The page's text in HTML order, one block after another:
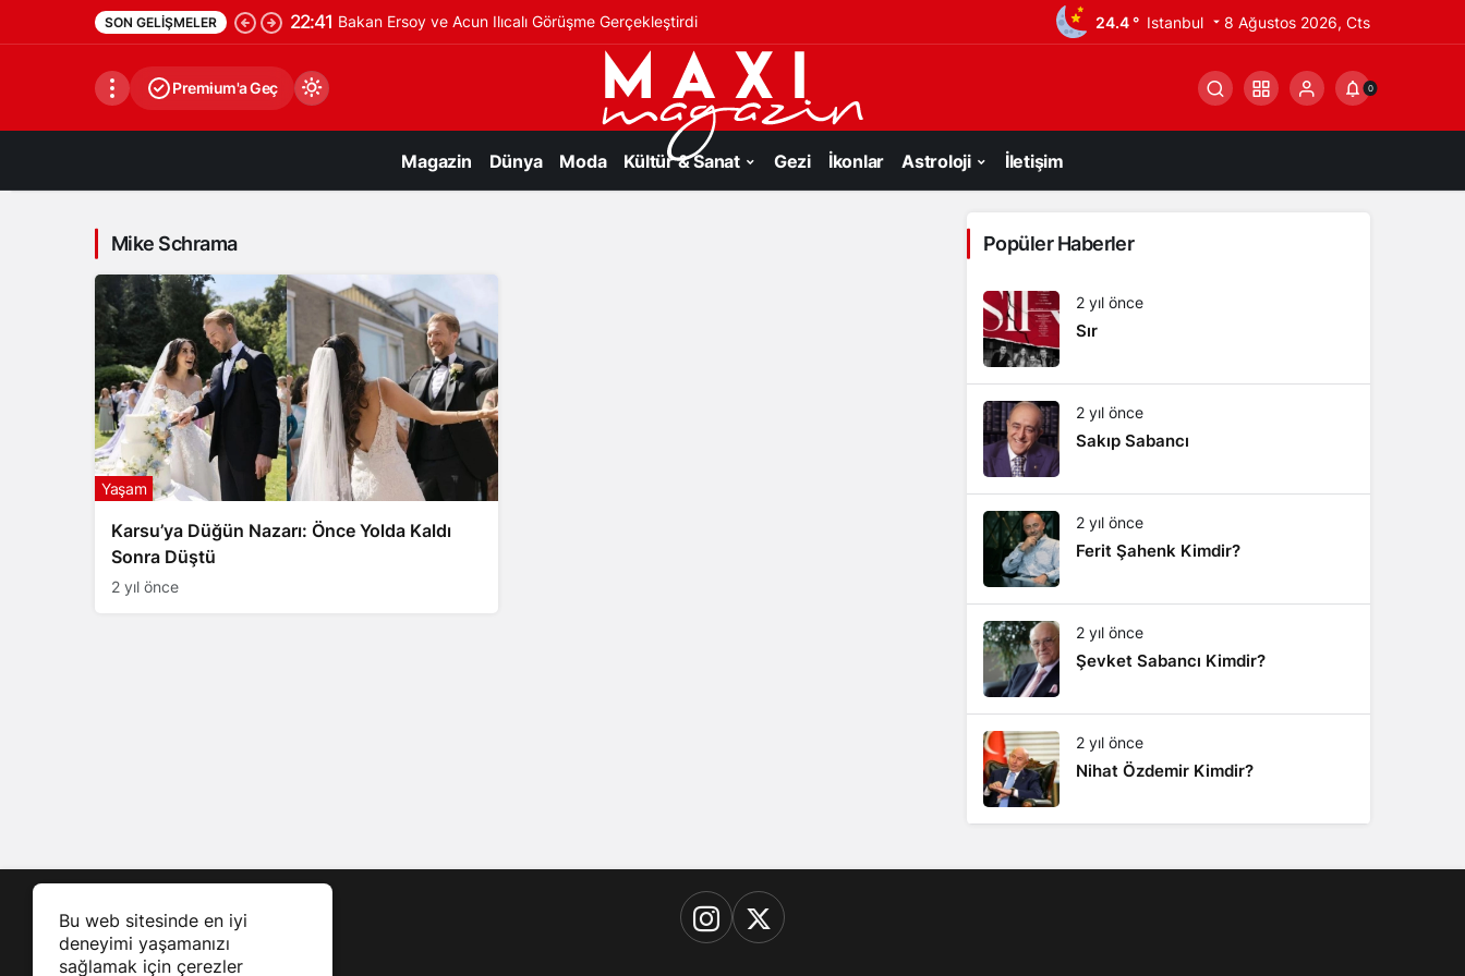
SON GELIŞMELER 22:41 Bakan Ersoy ve Acun Ilıcalı Görüşme Gerçekleştirdi 24.4 ° Istanbul 8 Ağustos 2026, Cts
Premium'a Geç
Gündüz Modu
Gündüz modunu seçin.
Gece Modu
Gece modunu seçin.
Sistem Modu
Sistem modunu seçin.
0
Magazin Dünya Moda Kültür & Sanat Gezi İkonlar Astroloji İletişim
Mike Schrama
Karsu’ya Düğün Nazarı: Önce Yolda Kaldı
Sonra Düştü
Yaşam
2 yıl önce
Popüler Haberler
2 yıl önce
Sır
2 yıl önce
Sakıp Sabancı
2 yıl önce
Ferit Şahenk Kimdir?
2 yıl önce
Şevket Sabancı Kimdir?
2 yıl önce
Nihat Özdemir Kimdir?
Bu web sitesinde en iyi
deneyimi yaşamanızı
sağlamak için çerezler